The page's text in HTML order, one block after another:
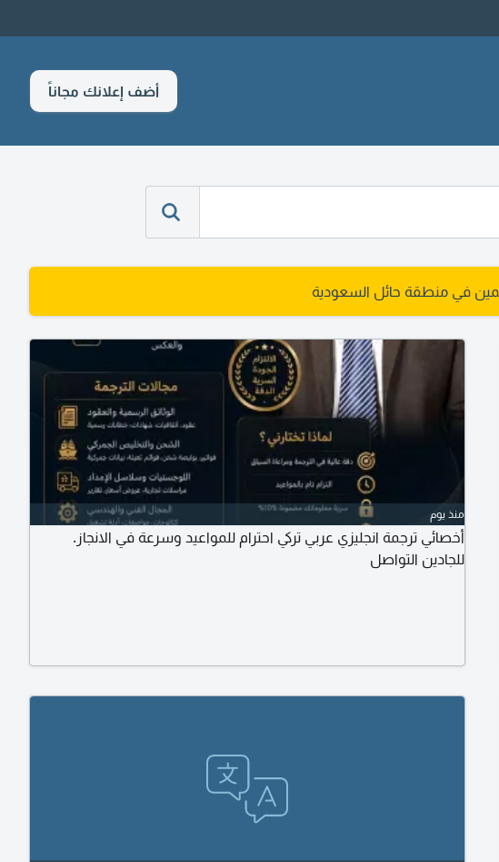
أضف إعلانك مجاناً
في منطقة حائل السعودية
منذ يوم
أخصائي ترجمة انجليزي عربي تركي احترام للمواعيد وسرعة في الانجاز.
للجادين التواصل